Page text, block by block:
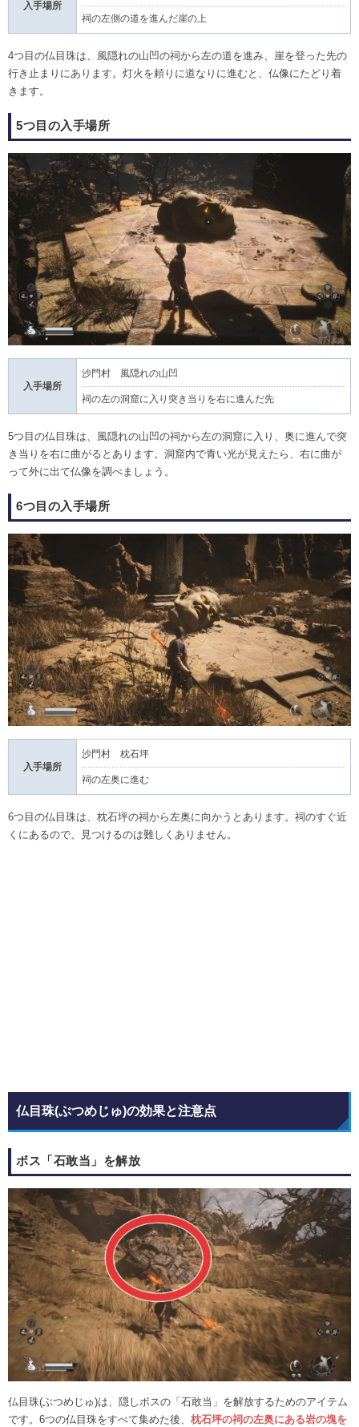
入手場所
祠の左側の道を進んだ崖の上
4つ目の仏目珠は、風隠れの山凹の祠から左の道を進み、崖を登った先の
行き止まりにあります。灯火を頼りに道なりに進むと、仏像にたどり着
きます。
5つ目の入手場所
入手場所
沙門村 風隠れの山凹
祠の左の洞窟に入り突き当りを右に進んだ先
5つ目の仏目珠は、風隠れの山凹の祠から左の洞窟に入り、奥に進んで突
き当りを右に曲がるとあります。洞窟内で青い光が見えたら、右に曲が
って外に出て仏像を調べましょう。
6つ目の入手場所
入手場所
沙門村 枕石坪
祠の左奥に進む
6つ目の仏目珠は、枕石坪の祠から左奥に向かうとあります。祠のすぐ近
くにあるので、見つけるのは難しくありません。
仏目珠(ぶつめじゅ)の効果と注意点
ボス「石敢当」を解放
仏目珠(ぶつめじゅ)は、隠しボスの「石敢当」を解放するためのアイテム
です。6つの仏目珠をすべて集めた後、 枕石坪の祠の左奥にある岩の塊を